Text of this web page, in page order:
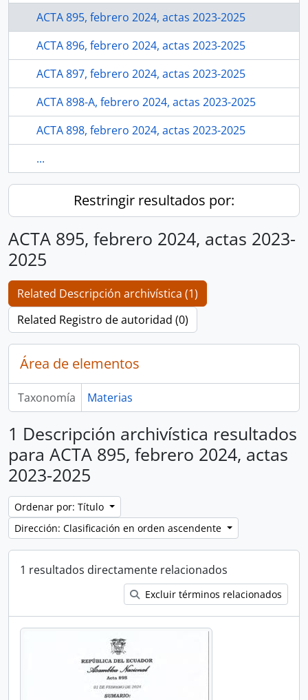
ACTA 895, febrero 2024, actas 2023-2025
ACTA 896, febrero 2024, actas 2023-2025
ACTA 897, febrero 2024, actas 2023-2025
ACTA 898-A, febrero 2024, actas 2023-2025
ACTA 898, febrero 2024, actas 2023-2025
...
Restringir resultados por:
ACTA 895, febrero 2024, actas 2023-
2025
Related Descripción archivística (1)
Related Registro de autoridad (0)
Área de elementos
Taxonomía Materias
1 Descripción archivística resultados
para ACTA 895, febrero 2024, actas
2023-2025
Ordenar por: Título
Dirección: Clasificación en orden ascendente
1 resultados directamente relacionados
Excluir términos relacionados